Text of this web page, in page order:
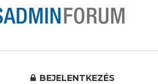
BEJELENTKEZÉS